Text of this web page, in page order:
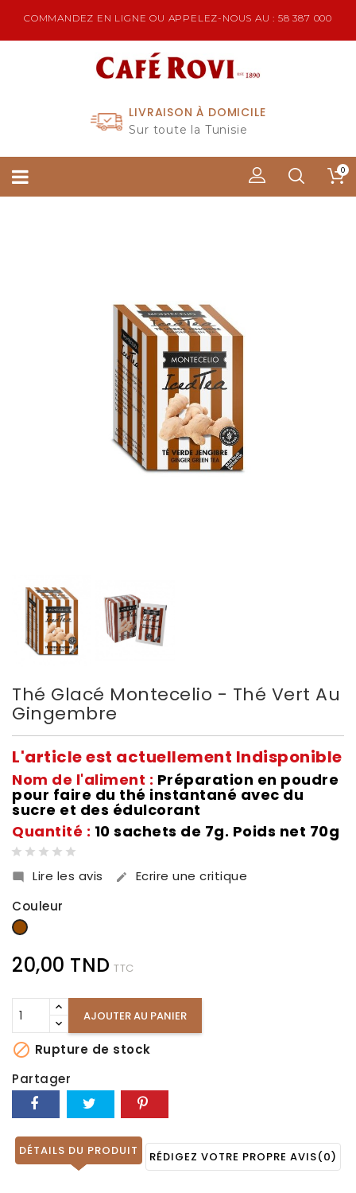
COMMANDEZ EN LIGNE OU APPELEZ-NOUS AU : 58 387 000
LIVRAISON À DOMICILE
Sur toute la Tunisie
0
Thé Glacé Montecelio - Thé Vert Au
Gingembre
L'article est actuellement Indisponible
Nom de l'aliment : Préparation en poudre
pour faire du thé instantané avec du
sucre et des édulcorant
Quantité : 10 sachets de 7g. Poids net 70g
 Lire les avis 
Ecrire une critique
Couleur
Marron
20,00 TND TTC
AJOUTER AU PANIER
 Rupture de stock
Partager
DÉTAILS DU PRODUIT RÉDIGEZ VOTRE PROPRE AVIS(0)